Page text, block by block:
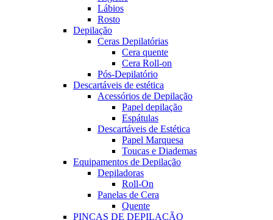
Lábios
Rosto
Depilação
Ceras Depilatórias
Cera quente
Cera Roll-on
Pós-Depilatório
Descartáveis de estética
Acessórios de Depilação
Papel depilação
Espátulas
Descartáveis de Estética
Papel Marquesa
Toucas e Diademas
Equipamentos de Depilação
Depiladoras
Roll-On
Panelas de Cera
Quente
PINÇAS DE DEPILAÇÃO